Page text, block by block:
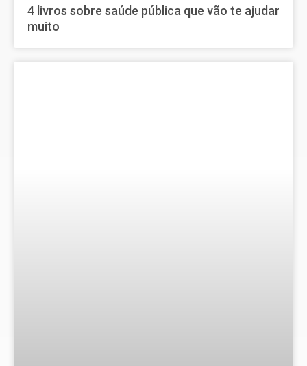
4 livros sobre saúde pública que vão te ajudar
muito